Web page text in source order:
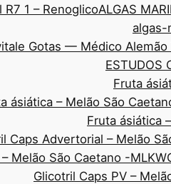
1 – RenoglicoALGAS
algas-
Gotas — Médico Alemão
ESTUDOS
Fruta
ásiática – Melão São
Fruta ásiática
Caps Advertorial – Melão
Melão São Caetano -MLKW
Glicotril Caps PV –